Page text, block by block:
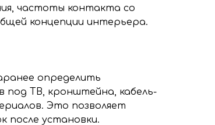
частоты контакта со
концепции интерьера.
определить
под ТВ, кронштейна, кабель-
Это позволяет
после установки.